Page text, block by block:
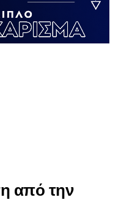
από την